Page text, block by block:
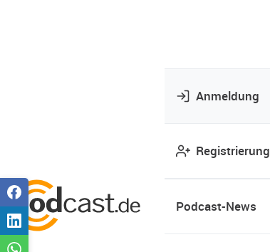
Anmeldung
Registrierung
Podcast-News